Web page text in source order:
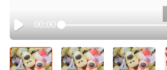
Play
00:00